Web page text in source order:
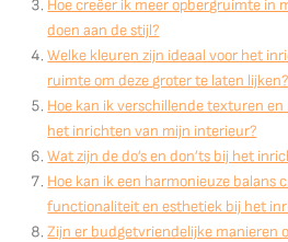
Hoe creëer ik meer opbergruimte in
doen aan de stijl?
Welke kleuren zijn ideaal voor het
ruimte om deze groter te laten lijken?
Hoe kan ik verschillende texturen
het inrichten van mijn interieur?
Wat zijn de do’s en don’ts bij het
Hoe kan ik een harmonieuze balans
functionaliteit en esthetiek bij het
Zijn er budgetvriendelijke manieren